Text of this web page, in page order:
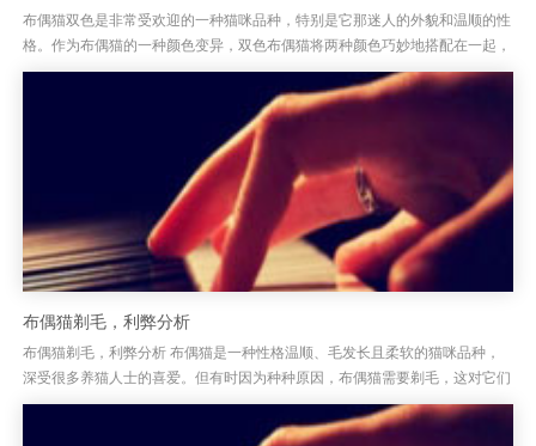
布偶猫双色是非常受欢迎的一种猫咪品种，特别是它那迷人的外貌和温顺的性
格。作为布偶猫的一种颜色变异，双色布偶猫将两种颜色巧妙地搭配在一起，
呈现出独特的美丽。布偶猫的双色外观通常分为深浅色相间的毛发，常见...
布偶猫剃毛，利弊分析
布偶猫剃毛，利弊分析 布偶猫是一种性格温顺、毛发长且柔软的猫咪品种，
深受很多养猫人士的喜爱。但有时因为种种原因，布偶猫需要剃毛，这对它们
来说到底是好还是坏呢？剃毛虽然能帮助减少掉毛问题，但这并非解决所...